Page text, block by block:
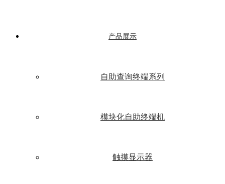
产品展示
自助查询终端系列
模块化自助终端机
触摸显示器